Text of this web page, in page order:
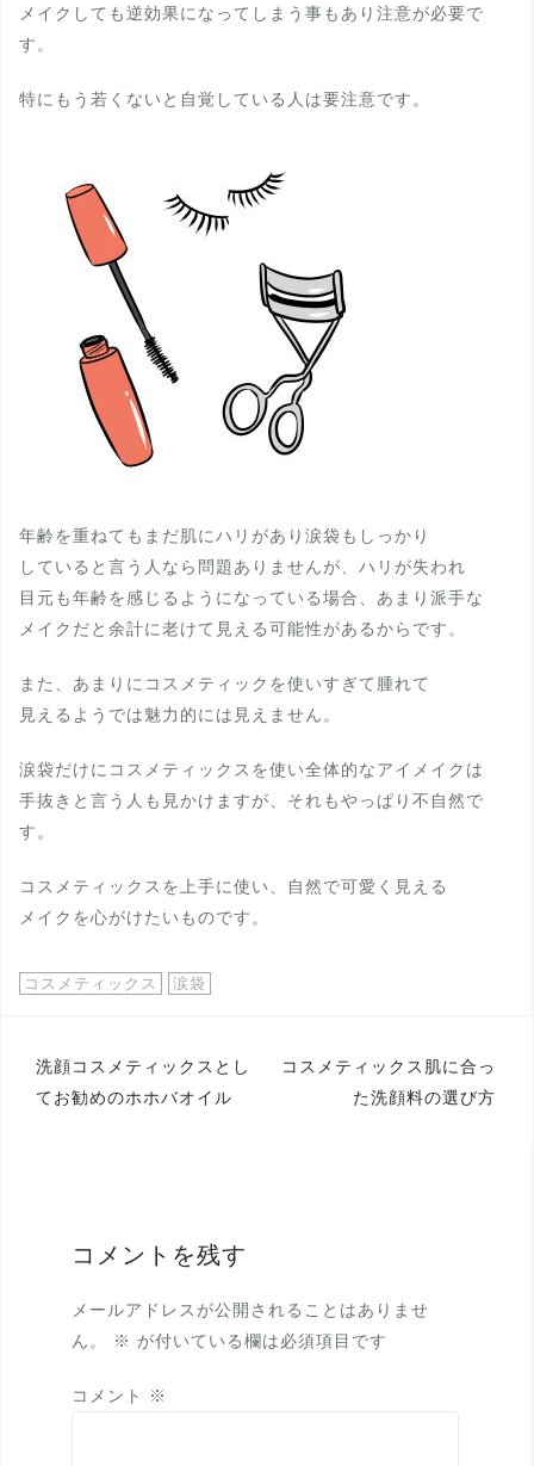
メイクしても逆効果になってしまう事もあり注意が必要で
す。
特にもう若くないと自覚している人は要注意です。
年齢を重ねてもまだ肌にハリがあり涙袋もしっかり
していると言う人なら問題ありませんが、ハリが失われ
目元も年齢を感じるようになっている場合、あまり派手な
メイクだと余計に老けて見える可能性があるからです。
また、あまりにコスメティックを使いすぎて腫れて
見えるようでは魅力的には見えません。
涙袋だけにコスメティックスを使い全体的なアイメイクは
手抜きと言う人も見かけますが、それもやっぱり不自然で
す。
コスメティックスを上手に使い、自然で可愛く見える
メイクを心がけたいものです。
コスメティックス 涙袋
投
稿
洗顔コスメティックスとし
てお勧めのホホバオイル
コスメティックス肌に合っ
た洗顔料の選び方
コメントを残す
メールアドレスが公開されることはありませ
ん。
※ が付いている欄は必須項目です
コメント ※